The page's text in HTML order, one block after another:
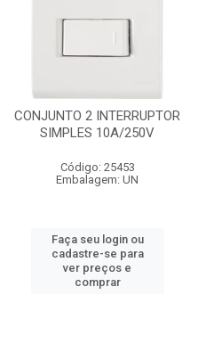
CONJUNTO 2 INTERRUPTOR
SIMPLES 10A/250V
Código: 25453
Embalagem: UN
Faça seu login ou
cadastre-se para
ver preços e
comprar